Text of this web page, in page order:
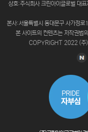
상호:주식회사 크린아이글로벌
본사:서울특별시 동대문구 사가정
본 사이트의 컨텐츠는 저작권법
COPYRIGHT 2022 (주)